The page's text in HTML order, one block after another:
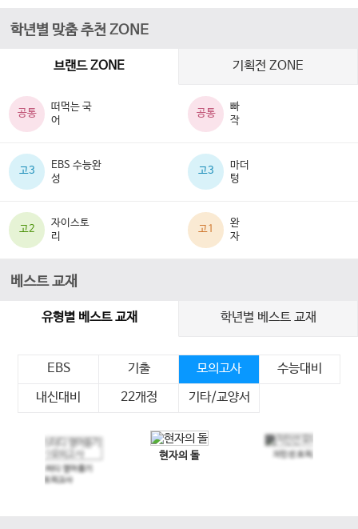
학년별 맞춤 추천 ZONE
브랜드 ZONE 기획전 ZONE
공통
떠먹는 국
어
공통
빠
작
고3
EBS 수능완
성
고3
마더
텅
고2
자이스토
리
고1
완
자
베스트 교재
유형별 베스트 교재 학년별 베스트 교재
EBS 기출 모의고사
수능대비
내신대비
22개정 기타/교양서
메가스터디 영어듣기
모의고사
현자의 돌 지인선 모의고사
이전 슬라이드